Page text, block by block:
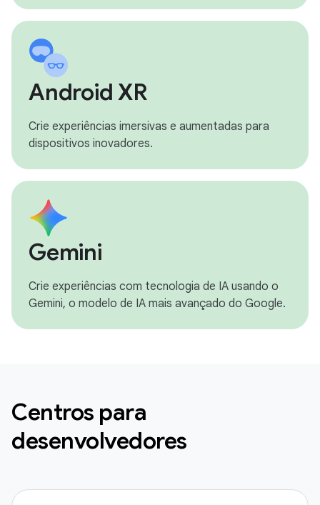
Android XR
Crie experiências imersivas e aumentadas para
dispositivos inovadores.
Gemini
Crie experiências com tecnologia de IA usando o
Gemini, o modelo de IA mais avançado do Google.
Centros para
desenvolvedores